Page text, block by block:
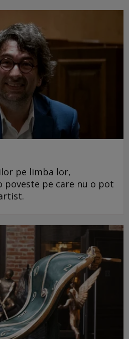
pe limba lor,
poveste pe care nu o pot